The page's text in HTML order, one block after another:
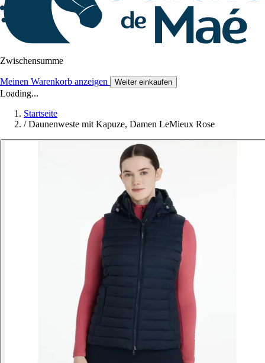
Zwischensumme
Meinen Warenkorb anzeigen Weiter einkaufen
Loading...
Startseite
/ Daunenweste mit Kapuze, Damen LeMieux Rose